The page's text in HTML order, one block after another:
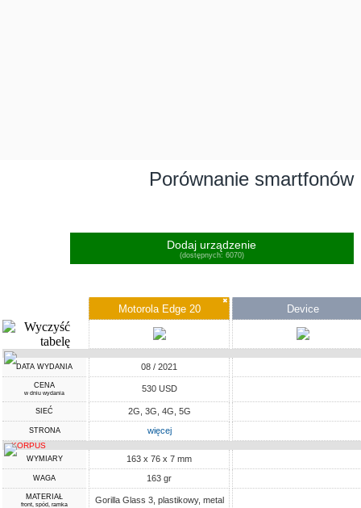
Porównanie smartfonów
Dodaj urządzenie
(dostępnych: 6070)
✖
Motorola Edge 20 Device
DATA WYDANIA 08 / 2021
CENA
w dniu wydania 530 USD
SIEĆ 2G, 3G, 4G, 5G
STRONA więcej
KORPUS
WYMIARY 163 x 76 x 7 mm
WAGA 163 gr
MATERIAŁ
front, spód, ramka Gorilla Glass 3, plastikowy, metal